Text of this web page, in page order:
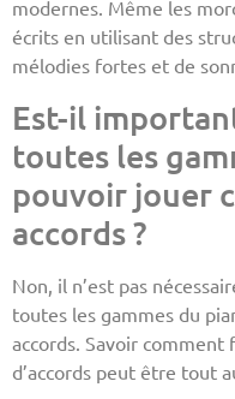
modernes. Même les
écrits en utilisant des
mélodies fortes et de
Est-il
toutes les
pouvoir jouer
accords ?
Non, il n’est pas
toutes les gammes du
accords. Savoir
d’accords peut être tout